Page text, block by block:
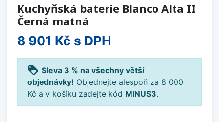
Kuchyňská baterie Blanco Alta II
Černá matná
8 901 Kč s DPH
loyalty Sleva 3 % na všechny větší
objednávky! Objednejte alespoň za 8 000
Kč a v košíku zadejte kód MINUS3.